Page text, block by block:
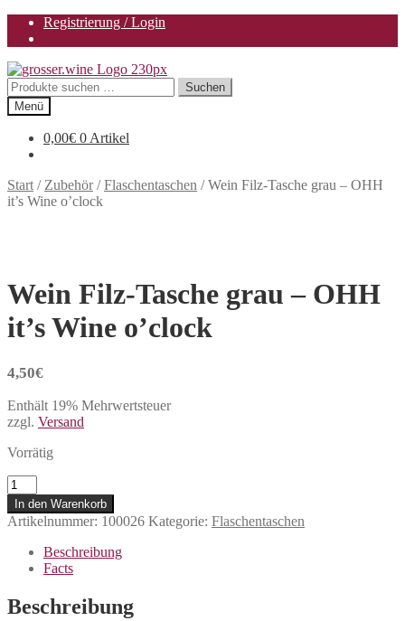
Registrierung / Login
Zur
Navigation
springen
Zum
Inhalt
springen
Suchen
nach:
Suchen
Menü
0,00€ 0 Artikel
Start / Zubehör/Flaschentaschen /Wein Filz-Tasche grau – OHH
it’s Wine o’clock
Wein Filz-Tasche grau – OHH
it’s Wine o’clock
4,50€
Enthält 19% Mehrwertsteuer
zzgl. Versand
Vorrätig
Wein
Filz-
Tasche
grau
OHH
Wine
o'clock
In den Warenkorb
Artikelnummer: 100026 Kategorie: Flaschentaschen
Beschreibung
Facts
Beschreibung